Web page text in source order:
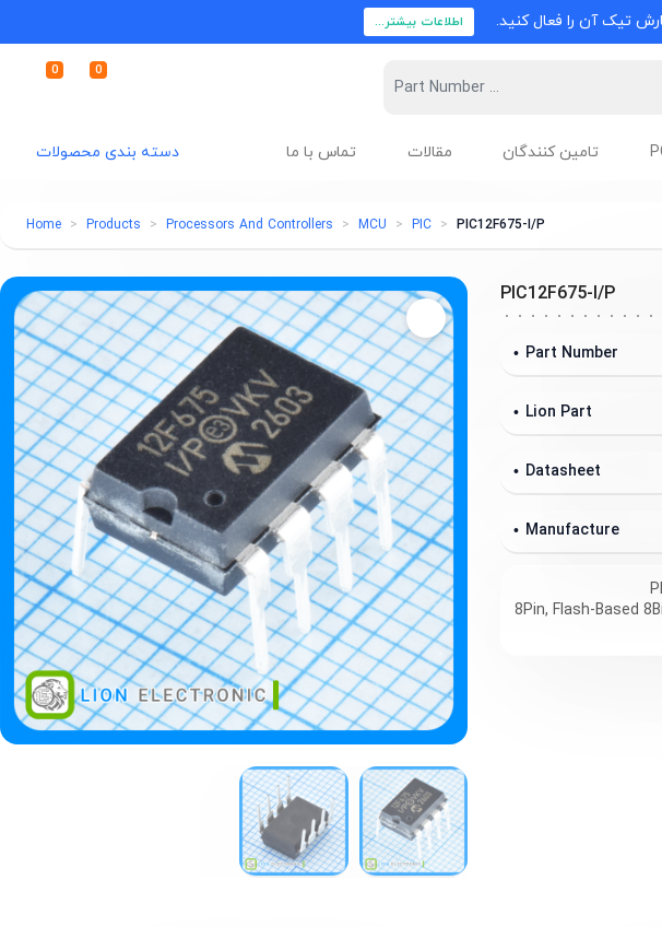
تیک آن را فعال کنید. اطلاعات بیشتر...
0 0
دسته بندی محصولات تامین کنندگان مقالات تماس با ما
Home Products Processors And Controllers MCU PIC PIC12F675-I/P
PIC12F675-I/P
Part Number
Lion Part
Datasheet
Manufacture
8Pin, Flash-Based